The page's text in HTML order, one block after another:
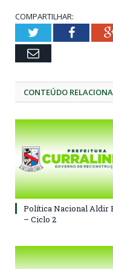
COMPARTILHAR:
Twitter
Email
CONTEÚDO
Política Nacional Aldir
– Ciclo 2